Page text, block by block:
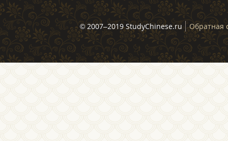
© 2007–2019 StudyChinese.ru Обратная